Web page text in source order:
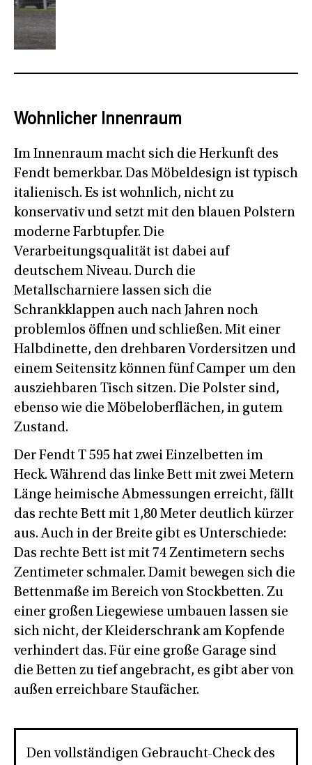
Wohnlicher Innenraum
Im Innenraum macht sich die Herkunft des
Fendt bemerkbar. Das Möbeldesign ist typisch
italienisch. Es ist wohnlich, nicht zu
konservativ und setzt mit den blauen Polstern
moderne Farbtupfer. Die
Verarbeitungsqualität ist dabei auf
deutschem Niveau. Durch die
Metallscharniere lassen sich die
Schrankklappen auch nach Jahren noch
problemlos öffnen und schließen. Mit einer
Halbdinette, den drehbaren Vordersitzen und
einem Seitensitz können fünf Camper um den
ausziehbaren Tisch sitzen. Die Polster sind,
ebenso wie die Möbeloberflächen, in gutem
Zustand.
Der Fendt T 595 hat zwei Einzelbetten im
Heck. Während das linke Bett mit zwei Metern
Länge heimische Abmessungen erreicht, fällt
das rechte Bett mit 1,80 Meter deutlich kürzer
aus. Auch in der Breite gibt es Unterschiede:
Das rechte Bett ist mit 74 Zentimetern sechs
Zentimeter schmaler. Damit bewegen sich die
Bettenmaße im Bereich von Stockbetten. Zu
einer großen Liegewiese umbauen lassen sie
sich nicht, der Kleiderschrank am Kopfende
verhindert das. Für eine große Garage sind
die Betten zu tief angebracht, es gibt aber von
außen erreichbare Staufächer.
Den vollständigen Gebraucht-Check des